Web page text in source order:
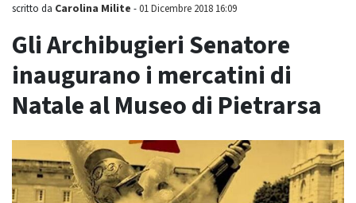
scritto da Carolina Milite -01 Dicembre 2018 16:09
Gli Archibugieri Senatore
inaugurano i mercatini di
Natale al Museo di Pietrarsa